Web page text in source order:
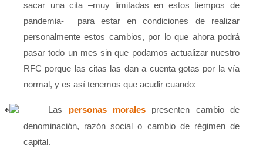
sacar una cita –muy limitadas en estos tiempos de
pandemia-
para estar en condiciones de realizar
personalmente estos cambios, por lo que ahora podrá
pasar todo un mes sin que podamos actualizar nuestro
RFC porque las citas las dan a cuenta gotas por la vía
normal, y es así tenemos que acudir cuando:
Las personas morales presenten cambio de
denominación, razón social o cambio de régimen de
capital.